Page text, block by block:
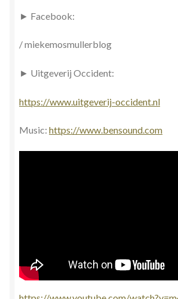
► Facebook:
/ miekemosmullerblog
► Uitgeverij Occident:
https://www.uitgeverij-occident.nl
Music: https://www.bensound.com